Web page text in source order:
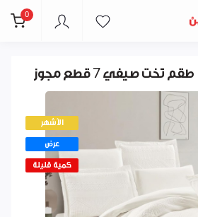
0
الأشهر
عرض
كمية قليلة